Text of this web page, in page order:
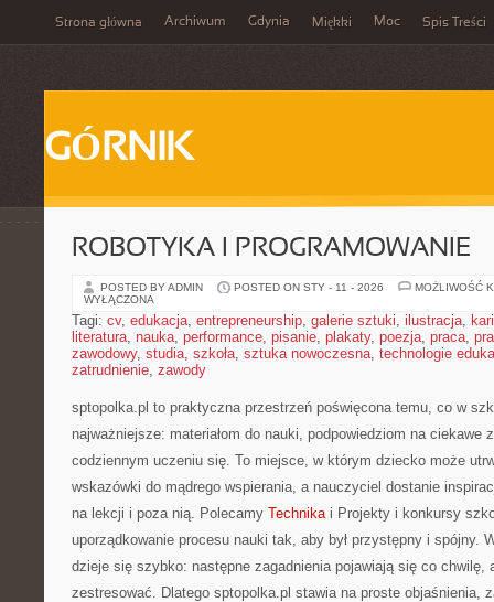
Strona główna Archiwum Gdynia Miękki Moc Spis Treści
GÓRNIK
ROBOTYKA I PROGRAMOWANIE
POSTED BY ADMIN POSTED ON STY - 11 - 2026
MOŻLIWOŚĆ
WYŁĄCZONA
Tagi: cv, edukacja, entrepreneurship, galerie sztuki, ilustracja,
literatura, nauka, performance, pisanie, plakaty, poezja, praca,
zawodowy, studia, szkoła, sztuka nowoczesna, technologie
zatrudnienie, zawody
sptopolka.pl to praktyczna przestrzeń poświęcona temu, co w
najważniejsze: materiałom do nauki, podpowiedziom na ciekawe
codziennym uczeniu się. To miejsce, w którym dziecko może
wskazówki do mądrego wspierania, a nauczyciel dostanie
na lekcji i poza nią. Polecamy Technikai Projekty i konkursy
uporządkowanie procesu nauki tak, aby był przystępny i spójny.
dzieje się szybko: następne zagadnienia pojawiają się co chwilę,
zestresować. Dlatego sptopolka.pl stawia na proste objaśnienia,